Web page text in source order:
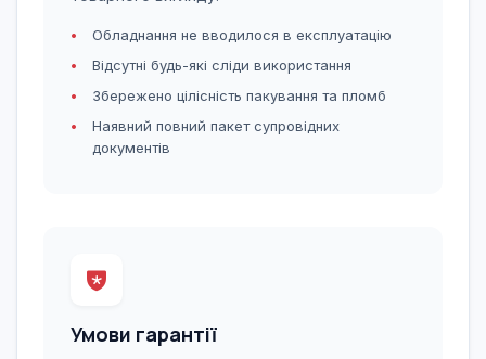
Обладнання не вводилося в експлуатацію
Відсутні будь-які сліди використання
Збережено цілісність пакування та пломб
Наявний повний пакет супровідних
документів
Умови гарантії